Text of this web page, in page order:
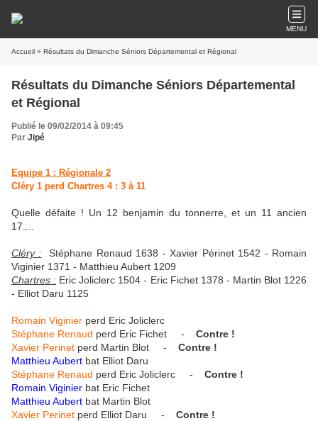
MENU
Accueil » Résultats du Dimanche Séniors Départemental et Régional
Résultats du Dimanche Séniors Départemental
et Régional
Publié le 09/02/2014 à 09:45
Par Jipé
Equipe 1 : Régionale 2
Cléry 1 perd Chartres 4 : 3 à 11
Quelle défaite ! Un 12 benjamin du tonnerre, et un 11 ancien
17....
Cléry : Stéphane Renaud 1638 - Xavier Périnet 1542 - Romain
Viginier 1371 - Matthieu Aubert 1209
Chartres : Eric Joliclerc 1504 - Eric Fichet 1378 - Martin Blot 1226
- Elliot Daru 1125
Romain Viginier perd Eric Joliclerc
Stéphane Renaud perd Eric Fichet - Contre !
Xavier Perinet perd Martin Blot - Contre !
Matthieu Aubert bat Elliot Daru
Stéphane Renaud perd Eric Joliclerc - Contre !
Romain Viginier bat Eric Fichet
Matthieu Aubert bat Martin Blot
Xavier Perinet perd Elliot Daru - Contre !